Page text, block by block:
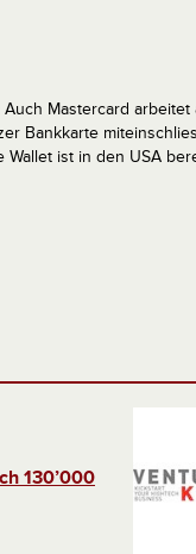
Mastercard arbeitet
Bankkarte
ist in den USA
130’000